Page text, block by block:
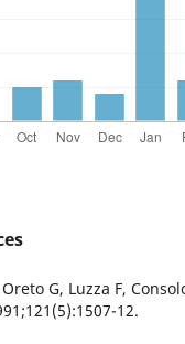
G, Luzza F,
12.